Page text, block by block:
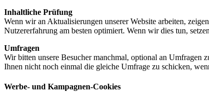
Inhaltliche Prüfung
Wenn wir an Aktualisierungen unserer Website arbeiten,
Nutzererfahrung am besten optimiert. Wenn wir dies tun,
Umfragen
Wir bitten unsere Besucher manchmal, optional an Umfragen
Ihnen nicht noch einmal die gleiche Umfrage zu schicken,
Werbe- und Kampagnen-Cookies